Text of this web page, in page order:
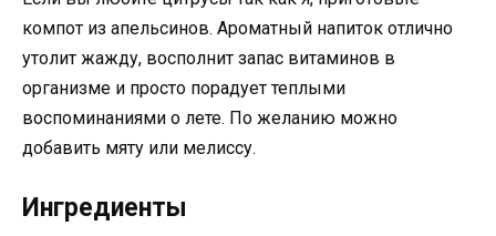
компот из апельсинов. Ароматный напиток отлично
утолит жажду, восполнит запас витаминов в
организме и просто порадует теплыми
воспоминаниями о лете. По желанию можно
добавить мяту или мелиссу.
Ингредиенты